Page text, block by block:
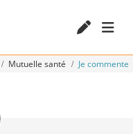
Mutuelle santé Je commente